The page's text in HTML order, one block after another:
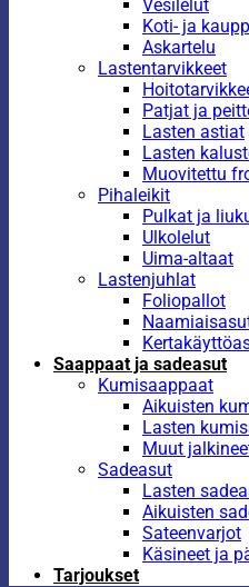
Vesilelut
Koti- ja
Askartelu
Lastentarvikkeet
Patjat ja
Lasten astiat
Lasten
Muovitettu
Pihaleikit
Pulkat ja
Ulkolelut
Uima-altaat
Lastenjuhlat
Foliopallot
Saappaat ja sadeasut
Kumisaappaat
Aikuisten
Lasten
Muut
Sadeasut
Lasten
Aikuisten
Sateenvarjot
Käsineet ja
Tarjoukset